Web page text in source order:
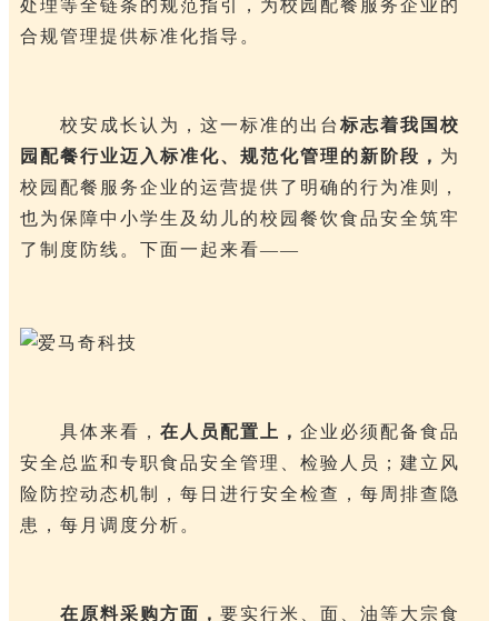
处理等全链条的规范指引，为校园配餐服务企业的
合规管理提供标准化指导。
校安成长认为，这一标准的出台 标志着我国校
园配餐行业迈入标准化、规范化管理的新阶段， 为
校园配餐服务企业的运营提供了明确的行为准则，
也为保障中小学生及幼儿的校园餐饮食品安全筑牢
了制度防线。下面一起来看——
具体来看， 在人员配置上， 企业必须配备食品
安全总监和专职食品安全管理、检验人员；建立风
险防控动态机制，每日进行安全检查，每周排查隐
患，每月调度分析。
在原料采购方面， 要实行米、面、油等大宗食